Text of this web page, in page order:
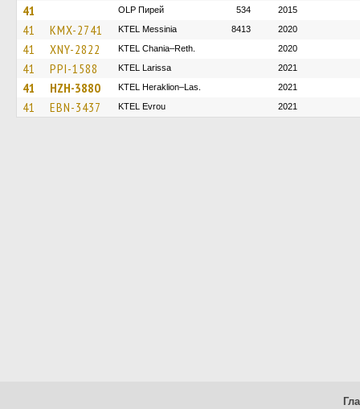
41 OLP Пирей 534 2015
41 KMX-2741 KTEL Messinia 8413 2020
41 XNY-2822 KTEL Chania–Reth. 2020
41 PPI-1588 KTEL Larissa 2021
41 HZH-3880 KTEL Heraklion–Las. 2021
41 EBN-3437 KTEL Evrou 2021